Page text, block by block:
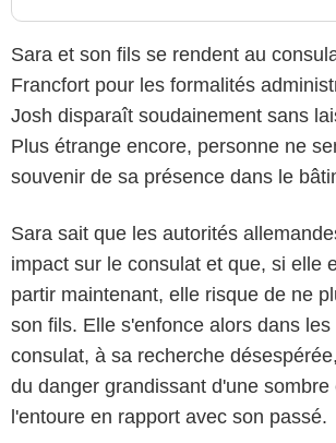
Sara et son fils se rendent au
Francfort pour les formalités
Josh disparaît soudainement sans
Plus étrange encore, personne ne
souvenir de sa présence dans le
Sara sait que les autorités
impact sur le consulat et que, si elle
partir maintenant, elle risque de ne
son fils. Elle s'enfonce alors dans
consulat, à sa recherche
du danger grandissant d'une sombre
l'entoure en rapport avec son passé.